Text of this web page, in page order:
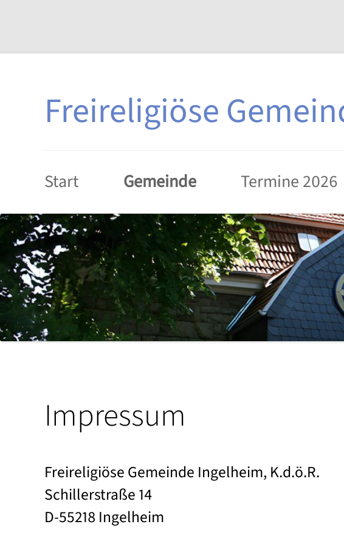
Zum
Freireligiöse
Start Gemeinde
Geschichte
Weihehalle
Verfassung (PDF)
Beitrittsformular (PDF)
Impressum
Termine 2026
Impressum
Freireligiöse Gemeinde Ingelheim, K.d.ö.R.
Schillerstraße 14
D-55218 Ingelheim